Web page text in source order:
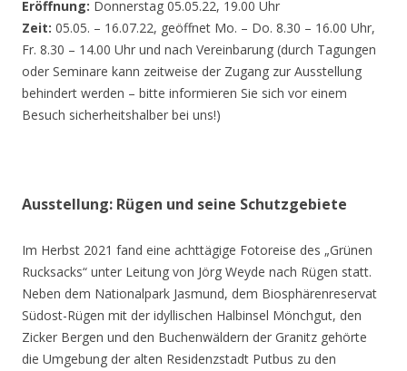
Eröffnung: Donnerstag 05.05.22, 19.00 Uhr
Zeit: 05.05. – 16.07.22, geöffnet Mo. – Do. 8.30 – 16.00 Uhr,
Fr. 8.30 – 14.00 Uhr und nach Vereinbarung (durch Tagungen
oder Seminare kann zeitweise der Zugang zur Ausstellung
behindert werden – bitte informieren Sie sich vor einem
Besuch sicherheitshalber bei uns!)
Ausstellung: Rügen und seine Schutzgebiete
Im Herbst 2021 fand eine achttägige Fotoreise des „Grünen
Rucksacks“ unter Leitung von Jörg Weyde nach Rügen statt.
Neben dem Nationalpark Jasmund, dem Biosphärenreservat
Südost-Rügen mit der idyllischen Halbinsel Mönchgut, den
Zicker Bergen und den Buchenwäldern der Granitz gehörte
die Umgebung der alten Residenzstadt Putbus zu den